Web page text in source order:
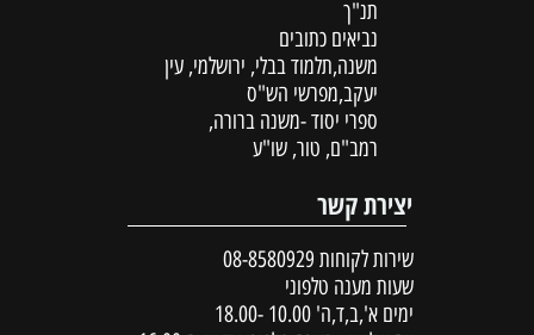
תנ"ך
נביאים כתובים
משנה,תלמוד בבלי, ירושלמי, עין
יעקב,מפרשי הש"ס
ספרי יסוד -משנה ברורה,
רמב"ם, טור, שו"ע
יצירת קשר
שירות לקוחות 08-8580929
שעות מענה טלפוני
ימים א',ב,ד,ה' 10.00 -18.00